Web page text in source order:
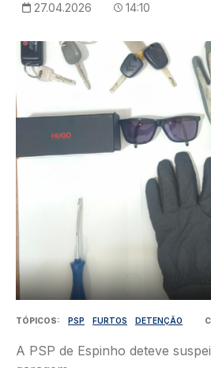
27.04.2026 14:10
Imagem
TÓPICOS PSP FURTOS DETENÇÃO
A PSP de Espinho deteve